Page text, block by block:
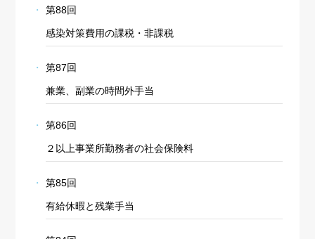
第88回
感染対策費用の課税・非課税
第87回
兼業、副業の時間外手当
第86回
２以上事業所勤務者の社会保険料
第85回
有給休暇と残業手当